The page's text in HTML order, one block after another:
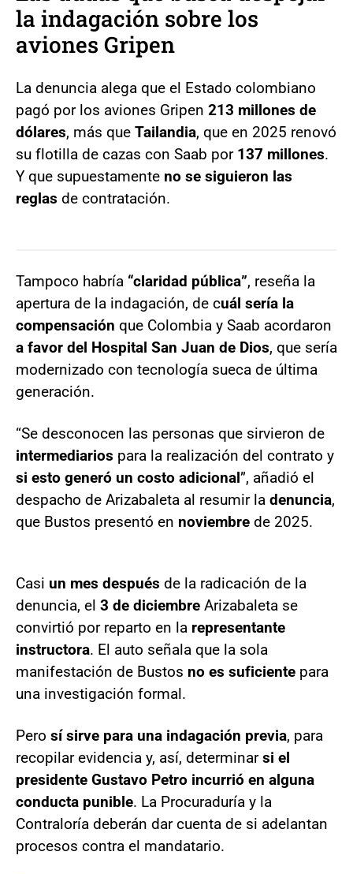
la indagación sobre los
aviones Gripen
La denuncia alega que el Estado colombiano
pagó por los aviones Gripen 213 millones de
dólares, más que Tailandia, que en 2025 renovó
su flotilla de cazas con Saab por 137 millones.
Y que supuestamente no se siguieron las
reglas de contratación.
Tampoco habría “claridad pública”, reseña la
apertura de la indagación, de cuál sería la
compensación que Colombia y Saab acordaron
a favor del Hospital San Juan de Dios, que sería
modernizado con tecnología sueca de última
generación.
“Se desconocen las personas que sirvieron de
intermediarios para la realización del contrato y
si esto generó un costo adicional”, añadió el
despacho de Arizabaleta al resumir la denuncia,
que Bustos presentó en noviembre de 2025.
Casi un mes después de la radicación de la
denuncia, el 3 de diciembre Arizabaleta se
convirtió por reparto en la representante
instructora. El auto señala que la sola
manifestación de Bustos no es suficiente para
una investigación formal.
Pero sí sirve para una indagación previa, para
recopilar evidencia y, así, determinarsi el
presidente Gustavo Petro incurrió en alguna
conducta punible. La Procuraduría y la
Contraloría deberán dar cuenta de si adelantan
procesos contra el mandatario.